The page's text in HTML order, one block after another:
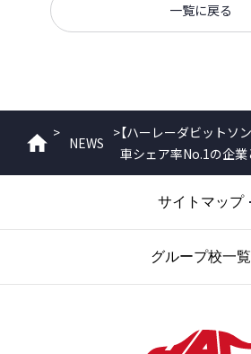
一覧に戻る
ホーム
>
NEWS
>【ハーレーダビットソ
車シェア率No.1の企業
サイトマップ
グループ校一覧